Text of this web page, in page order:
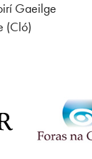
Gaeilge
(Cló)